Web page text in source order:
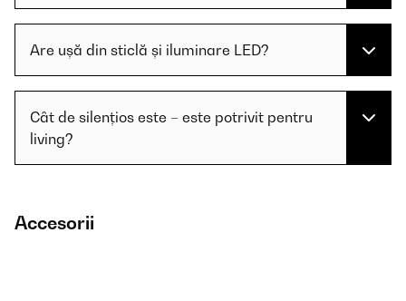
Are ușă din sticlă și iluminare LED?
Cât de silențios este – este potrivit pentru
living?
Accesorii